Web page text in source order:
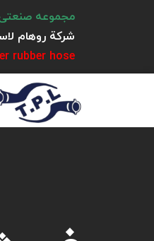
مجموعه
شركة روهام
rubber hose